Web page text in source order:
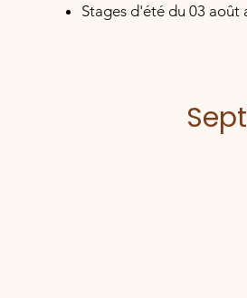
Stages d'été du 03 août